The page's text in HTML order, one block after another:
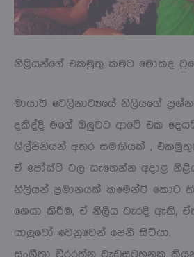
නිළියන්ගේ එකමුතු කමට මොකද
මායාවි ටෙලිනාට්‍යයේ නිලියගේ
දකිද්දි මගේ ඔලුවට ආවේ එක
ශිල්පිනියන් අතර සමඟියක් ,
ඒ පෝස්ට් වල සැහෙන්න අදාළ
නිලියන් ප්‍රමානයක් කමෙන්ට් කොට
ශෙයා කිරීම, ඒ නිලිය වැරදි ඇති,
යාලුවෝ වෙනුවෙන් පෙනී සිටියා.
සංගීතා වීරරත්න වැඩසටහනක